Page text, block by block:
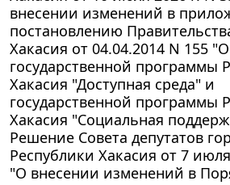
внесении изменений в
постановлению
Хакасия от 04.04.2014 N 155
государственной программы
Хакасия "Доступная среда" и
государственной программы
Хакасия "Социальная
Решение Совета депутатов
Республики Хакасия от 7
"О внесении изменений в